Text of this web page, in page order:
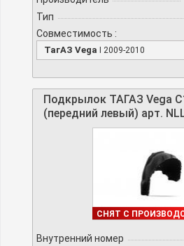
Тип
Совместимость :
ТагАЗ Vega I 2009-2010
Подкрылок ТАГАЗ Vega
(передний левый) арт.
ДОСТУПНО
СНЯТ С
Внутренний номер